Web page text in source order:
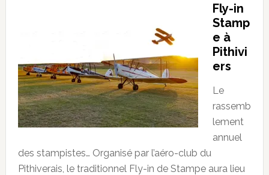
Fly-in
Stamp
e à
Pithivi
ers
Le
rassemb
lement
annuel
des stampistes… Organisé par l’aéro-club du
Pithiverais, le traditionnel Fly-in de Stampe aura lieu